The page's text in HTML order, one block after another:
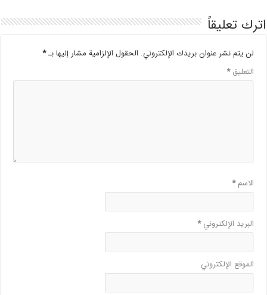
اترك تعليقاً
لن يتم نشر عنوان بريدك الإلكتروني. الحقول الإلزامية مشار إليها بـ*
التعليق*
الاسم*
البريد الإلكتروني*
الموقع الإلكتروني